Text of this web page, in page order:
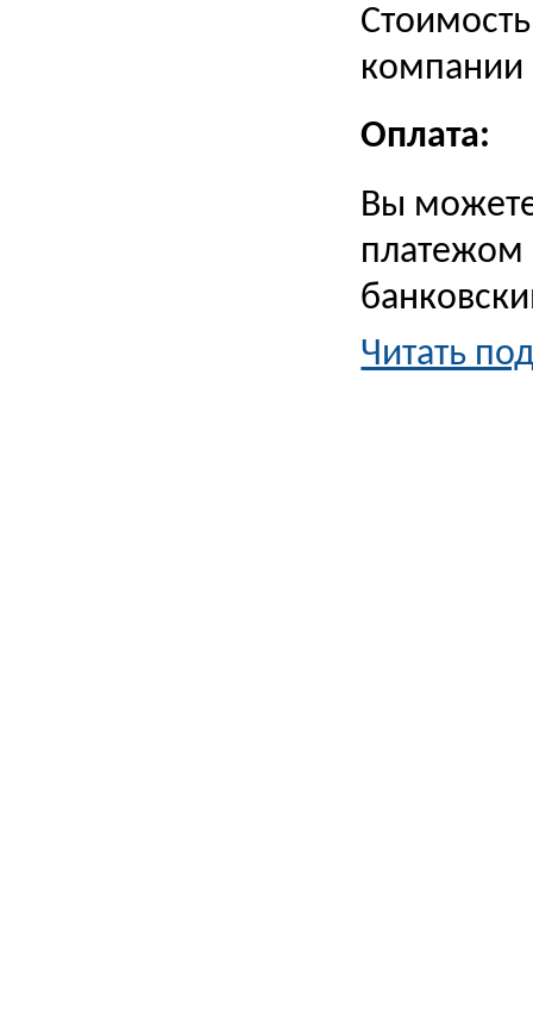
компании
Оплата:
Вы
платежом
Читать